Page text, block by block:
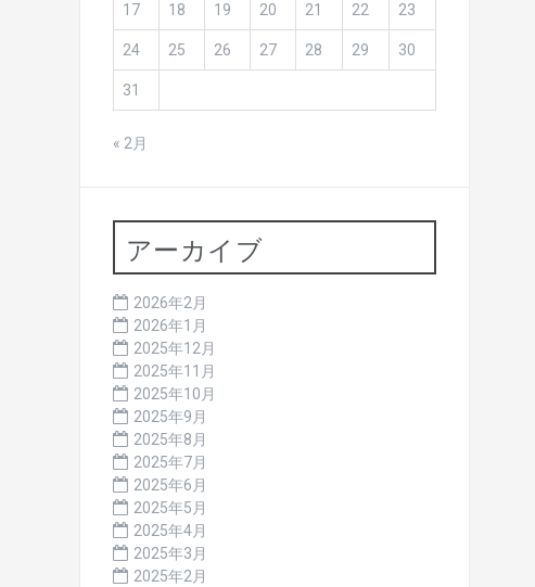
17 18 19 20 21 22 23
24 25 26 27 28 29 30
31
« 2月
アーカイブ
2026年2月
2026年1月
2025年12月
2025年11月
2025年10月
2025年9月
2025年8月
2025年7月
2025年6月
2025年5月
2025年4月
2025年3月
2025年2月